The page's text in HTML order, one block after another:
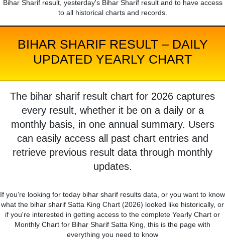
Bihar Sharif result, yesterday's Bihar Sharif result and to have access
to all historical charts and records.
BIHAR SHARIF RESULT – DAILY
UPDATED YEARLY CHART
The bihar sharif result chart for 2026 captures
every result, whether it be on a daily or a
monthly basis, in one annual summary. Users
can easily access all past chart entries and
retrieve previous result data through monthly
updates.
If you're looking for today bihar sharif results data, or you want to know
what the bihar sharif Satta King Chart (2026) looked like historically, or
if you're interested in getting access to the complete Yearly Chart or
Monthly Chart for Bihar Sharif Satta King, this is the page with
everything you need to know